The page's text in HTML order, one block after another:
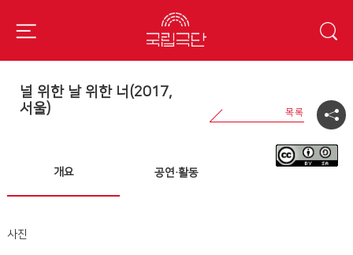
널 위한 날 위한 너(2017,
서울)
개요 공연·활동
사진